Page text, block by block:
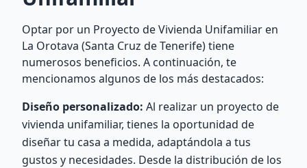
Optar por un Proyecto de Vivienda Unifamiliar en
La Orotava (Santa Cruz de Tenerife) tiene
numerosos beneficios. A continuación, te
mencionamos algunos de los más destacados:
Diseño personalizado: Al realizar un proyecto de
vivienda unifamiliar, tienes la oportunidad de
diseñar tu casa a medida, adaptándola a tus
gustos y necesidades. Desde la distribución de los